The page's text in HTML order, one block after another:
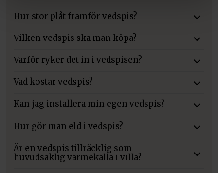
Hur stor plåt framför vedspis?
Vilken vedspis ska man köpa?
Varför ryker det in i vedspisen?
Vad kostar vedspis?
Kan jag installera min egen vedspis?
Hur gör man eld i vedspis?
Är en vedspis tillräcklig som
huvudsaklig värmekälla i villa?